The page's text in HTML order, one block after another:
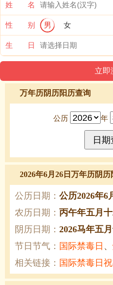
姓 名
性 别 男 女
生 日
万年历阴历阳历查询
公历 年
2026年6月26日万年历阴
公历日期： 公历2026年6
农历日期： 丙午年五月
阴历日期： 2026马年五
节日节气： 国际禁毒日 、
相关链接： 国际禁毒日